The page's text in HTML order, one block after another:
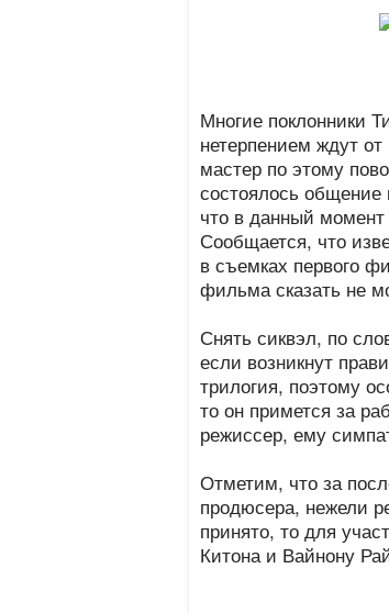
Многие поклонники
нетерпением ждут
мастер по этому
состоялось общение
что в данный
Сообщается, что
в съемках первого
фильма сказать не
Снять сиквэл, по
если возникнут
трилогия, поэтому
то он примется за
режиссер, ему
Отметим, что за
продюсера, нежели
принято, то для
Китона и Вайнону